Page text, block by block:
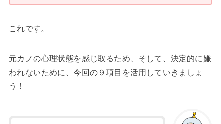
これです。
元カノの心理状態を感じ取るため、そして、決定的に嫌
われないために、今回の９項目を活用していきましょ
う！